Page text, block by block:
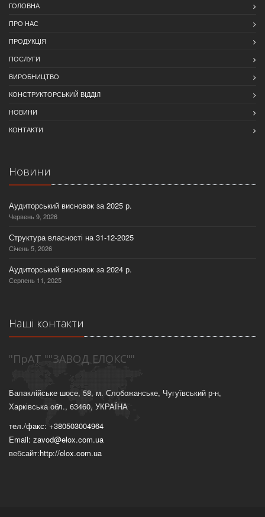
ГОЛОВНА
ПРО НАС
ПРОДУКЦІЯ
ПОСЛУГИ
ВИРОБНИЦТВО
КОНСТРУКТОРСЬКИЙ ВІДДІЛ
НОВИНИ
КОНТАКТИ
Новини
Аудиторський висновок за 2025 р.
Червень 9, 2026
Структура власності на 31-12-2025
Січень 5, 2026
Аудиторський висновок за 2024 р.
Серпень 11, 2025
Наші контакти
"ПрАТ ""ЗАВОД ЕЛОКС""
Балаклійське шосе, 58, м. Слобожанське, Чугуївський р-н,
Харківська обл., 63460, УКРАЇНА
тел./факс: +380503004964
Email: zavod@elox.com.ua
вебсайт:http://elox.com.ua